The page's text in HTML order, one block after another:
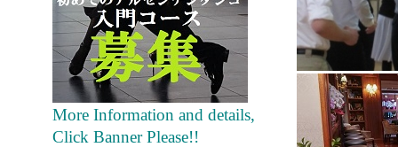
More Information and details,
Click Banner Please!!